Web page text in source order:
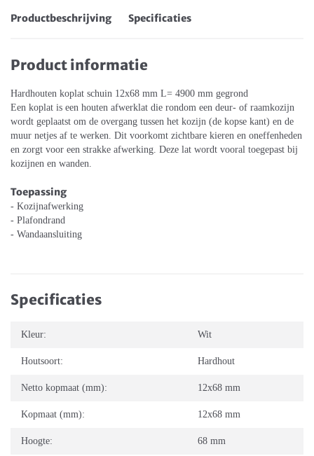
Productbeschrijving Specificaties
Product informatie
Hardhouten koplat schuin 12x68 mm L= 4900 mm gegrond
Een koplat is een houten afwerklat die rondom een deur- of raamkozijn
wordt geplaatst om de overgang tussen het kozijn (de kopse kant) en de
muur netjes af te werken. Dit voorkomt zichtbare kieren en oneffenheden
en zorgt voor een strakke afwerking. Deze lat wordt vooral toegepast bij
kozijnen en wanden.
Toepassing
- Kozijnafwerking
- Plafondrand
- Wandaansluiting
Specificaties
Kleur: Wit
Houtsoort: Hardhout
Netto kopmaat (mm): 12x68 mm
Kopmaat (mm): 12x68 mm
Hoogte: 68 mm